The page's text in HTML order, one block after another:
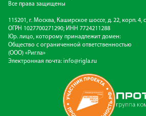
Все права защищены
115201, г. Москва, Каширское шоссе, д. 22, корп. 4,
ОГРН 1027700271290; ИНН 7724211288
Юр. лицо, которому принадлежит домен:
Общество с ограниченной ответственностью
(ООО) «Ригла»
Электронная почта: info@rigla.ru